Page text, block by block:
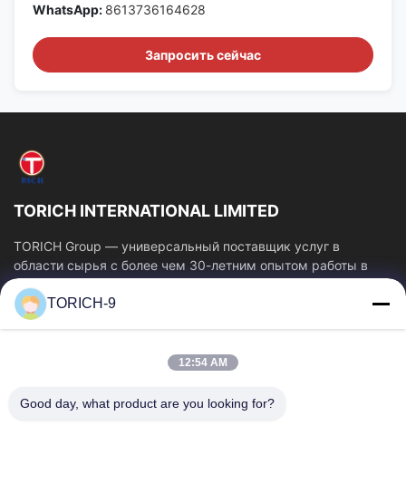
WhatsApp: 8613736164628
Запросить сейчас
TORICH INTERNATIONAL LIMITED
TORICH Group — универсальный поставщик услуг в
области сырья с более чем 30-летним опытом работы в
производстве, исследованиях и разработках,...
Быстрые Ссылки
О Компании
Наша Фабрика
Контроль Качества
TORICH-9
12:54 AM
Good day, what product are you looking for?